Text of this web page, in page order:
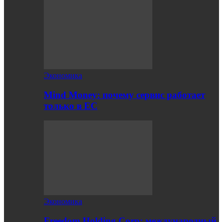
Экономика
Mind Money: почему сервис работает
только в ЕС
Экономика